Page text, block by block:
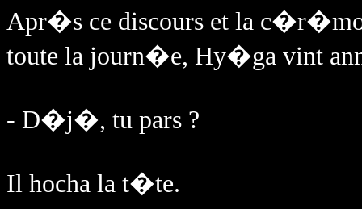
Apr�s ce discours et la
toute la journ�e, Hy�ga vint
- D�j�, tu pars ?
Il hocha la t�te.